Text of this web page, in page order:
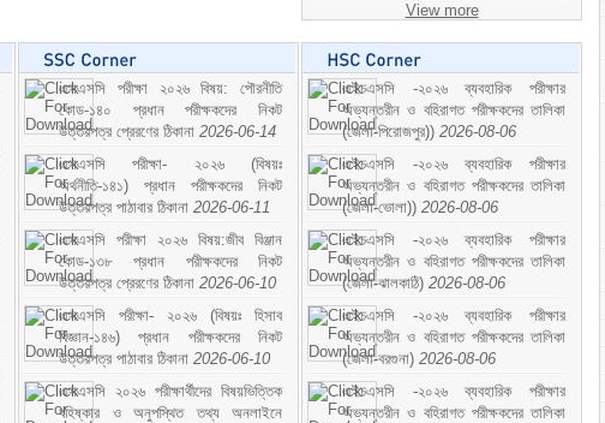
View more
এসএসসি পরীক্ষা ২০২৬ বিষয়: পৌরনীতি
কোড-১৪০ প্রধান পরীক্ষকদের নিকট
উত্তরপত্র প্রেরণের ঠিকানা 2026-06-14
এসএসসি পরীক্ষা- ২০২৬ (বিষয়ঃ
অর্থনীতি-১৪১) প্রধান পরীক্ষকদের নিকট
উত্তরপত্র পাঠাবার ঠিকানা 2026-06-11
এসএসসি পরীক্ষা ২০২৬ বিষয়:জীব বিঞ্জান
কোড-১৩৮ প্রধান পরীক্ষকদের নিকট
উত্তরপত্র প্রেরণের ঠিকানা 2026-06-10
এসএসসি পরীক্ষা- ২০২৬ (বিষয়ঃ হিসাব
বিজ্ঞান-১৪৬) প্রধান পরীক্ষকদের নিকট
উত্তরপত্র পাঠাবার ঠিকানা 2026-06-10
এসএসসি ২০২৬ পরীক্ষার্থীদের বিষয়ভিত্তিক
বহিষ্কার ও অনুপস্থিত তথ্য অনলাইনে
এইচএসসি -২০২৬ ব্যবহারিক পরীক্ষার
অভ্যন্তরীন ও বহিরাগত পরীক্ষকদের তালিকা
(জেলা-পিরোজপুর)) 2026-08-06
এইচএসসি -২০২৬ ব্যবহারিক পরীক্ষার
অভ্যন্তরীন ও বহিরাগত পরীক্ষকদের তালিকা
(জেলা-ভোলা)) 2026-08-06
এইচএসসি -২০২৬ ব্যবহারিক পরীক্ষার
অভ্যন্তরীন ও বহিরাগত পরীক্ষকদের তালিকা
(জেলা-ঝালকাঠি) 2026-08-06
এইচএসসি -২০২৬ ব্যবহারিক পরীক্ষার
অভ্যন্তরীন ও বহিরাগত পরীক্ষকদের তালিকা
(জেলা-বরগুনা) 2026-08-06
এইচএসসি -২০২৬ ব্যবহারিক পরীক্ষার
অভ্যন্তরীন ও বহিরাগত পরীক্ষকদের তালিকা